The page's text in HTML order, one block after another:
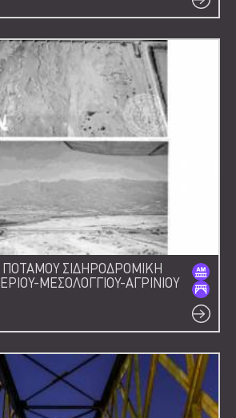
ΣΙΔΗΡΟΔΡΟΜΙΚΗ
ΜΕΣΟΛΟΓΓΙΟΥ-ΑΓΡΙΝΙΟΥ